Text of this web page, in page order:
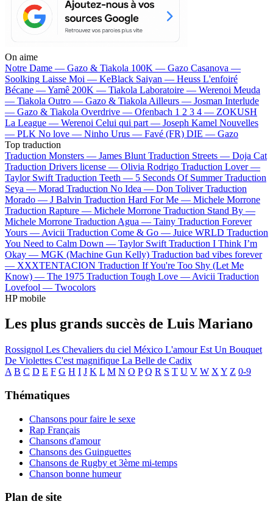
On aime
Notre Dame — Gazo & Tiakola 100K — Gazo Casanova —
Soolking Laisse Moi — KeBlack Saiyan — Heuss L'enfoiré
Bécane —Yamê 200K — Tiakola Laboratoire — Werenoi Meuda
— Tiakola Outro — Gazo & Tiakola Ailleurs — Josman Interlude
— Gazo & Tiakola Overdrive — Ofenbach 1 2 3 4 — ZOKUSH
La League — Werenoi Celui qui part — Joseph Kamel Nouvelles
— PLK No love — Ninho Urus — Favé (FR) DIE — Gazo
Top traduction
Traduction Monsters — James Blunt Traduction Streets — Doja Cat
Traduction Drivers license — Olivia Rodrigo Traduction Lover —
Taylor Swift Traduction Teeth — 5 Seconds Of Summer Traduction
Seya — Morad Traduction No Idea — Don Toliver Traduction
Morado — J Balvin Traduction Hard For Me — Michele Morrone
Traduction Rapture — Michele Morrone Traduction Stand By —
Michele Morrone Traduction Agua — Tainy Traduction Forever
Yours — Avicii Traduction Come & Go — Juice WRLD Traduction
You Need to Calm Down — Taylor Swift Traduction I Think I’m
Okay — MGK (Machine Gun Kelly) Traduction bad vibes forever
— XXXTENTACION Traduction If You're Too Shy (Let Me
Know) — The 1975 Traduction Tough Love — Avicii Traduction
Lovefool — Twocolors
HP mobile
Les plus grands succès de Luis Mariano
Rossignol Les Chevaliers du ciel México L'amour Est Un Bouquet
De Violettes C'est magnifique La Belle de Cadix
A B C D E F G H I J K L M N O P Q R S T U V W X Y Z 0-9
Thématiques
Chansons pour faire le sexe
Rap Français
Chansons d'amour
Chansons des Guinguettes
Chansons de Rugby et 3ème mi-temps
Chanson bonne humeur
Plan de site